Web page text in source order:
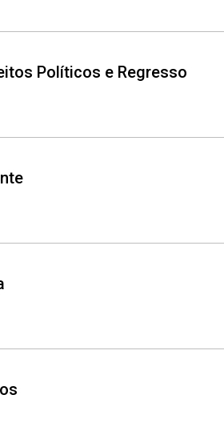
Políticos e Regresso